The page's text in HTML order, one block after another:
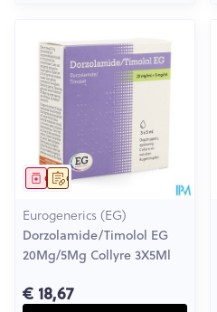
Op voorschrift
Geneesmiddel
Eurogenerics (EG)
Dorzolamide/Timolol EG
20Mg/5Mg Collyre 3X5Ml
€ 18,67